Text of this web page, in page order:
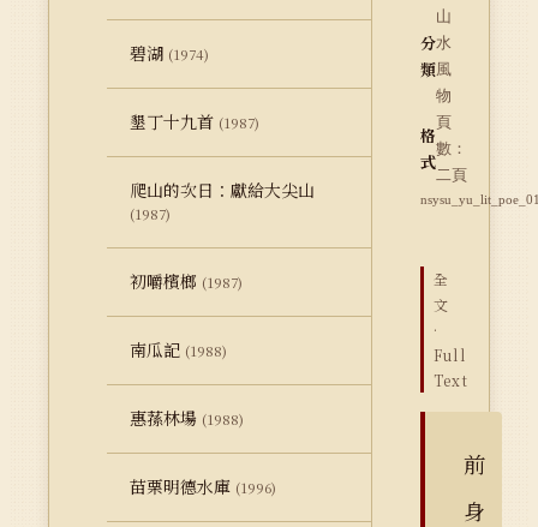
碧湖 (1974)
墾丁十九首 (1987)
爬山的次日：獻給大尖山
(1987)
初嚼檳榔 (1987)
南瓜記 (1988)
惠蓀林場 (1988)
苗栗明德水庫 (1996)
分
類
山
水
風
物
格
式
頁
數：
二頁
全
文
·
Full
Text
前
身